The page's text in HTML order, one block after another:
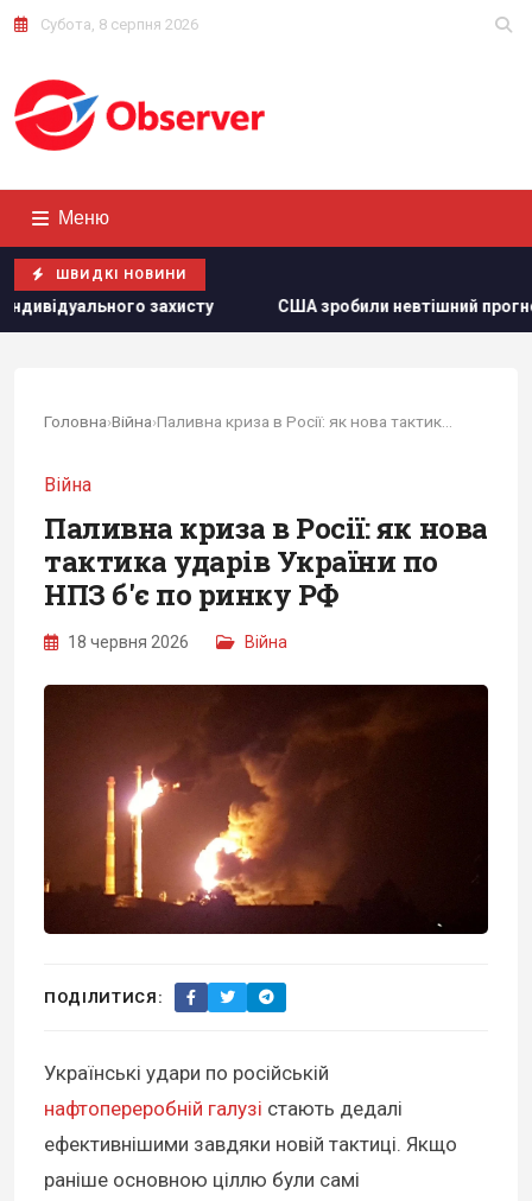
Субота, 8 серпня 2026
Меню
ШВИДКІ НОВИНИ
США зробили невтішний прогноз щодо експорту
Головна›Війна›
Війна
Паливна криза в Росії: як нова
тактика ударів України по
НПЗ б'є по ринку РФ
18 червня 2026 Війна
ПОДІЛИТИСЯ:
Українські удари по російській
нафтопереробній галузі стають дедалі
ефективнішими завдяки новій тактиці. Якщо
раніше основною ціллю були самі